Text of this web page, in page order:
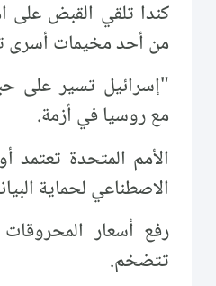
كندا تلقي القبض على
من أحد مخيمات أسرى
"إسرائيل تسير على
مع روسيا في أزمة.
الأمم المتحدة تعتمد
الاصطناعي لحماية
رفع أسعار
تتضخم.